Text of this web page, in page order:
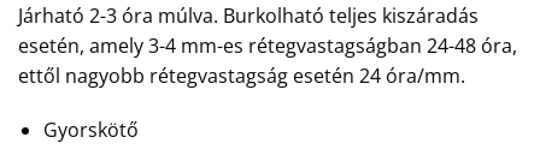
Járható 2-3 óra múlva. Burkolható teljes kiszáradás
esetén, amely 3-4 mm-es rétegvastagságban 24-48 óra,
ettől nagyobb rétegvastagság esetén 24 óra/mm.
Gyorskötő